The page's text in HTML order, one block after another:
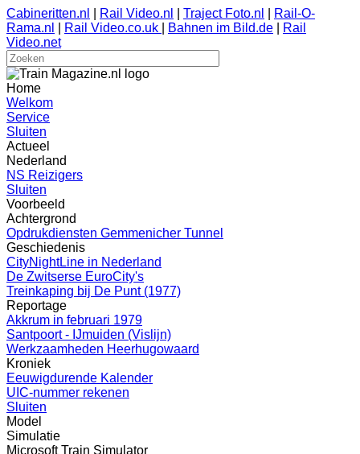
Cabineritten.nl Rail Video.nl Traject Foto.nl
Rail-O-
Rama.nl
Rail Video.co.uk Bahnen im Bild.de
Rail
Video.net
Home
Welkom
Service
Sluiten
Actueel
Nederland
NS Reizigers
Sluiten
Voorbeeld
Achtergrond
Opdrukdiensten Gemmenicher Tunnel
Geschiedenis
CityNightLine in Nederland
De Zwitserse EuroCity's
Treinkaping bij De Punt (1977)
Reportage
Akkrum in februari 1979
Santpoort - IJmuiden (Vislijn)
Werkzaamheden Heerhugowaard
Kroniek
Eeuwigdurende Kalender
UIC-nummer rekenen
Sluiten
Model
Simulatie
Microsoft Train Simulator